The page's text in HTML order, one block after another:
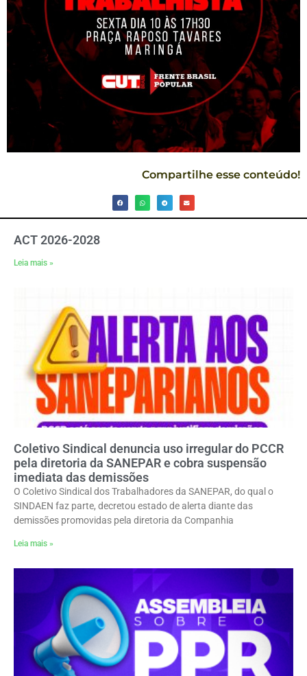
Compartilhe esse conteúdo!
ACT 2026-2028
Leia mais »
Coletivo Sindical denuncia uso irregular do PCCR
pela diretoria da SANEPAR e cobra suspensão
imediata das demissões
O Coletivo Sindical dos Trabalhadores da SANEPAR, do qual o
SINDAEN faz parte, decretou estado de alerta diante das
demissões promovidas pela diretoria da Companhia
Leia mais »